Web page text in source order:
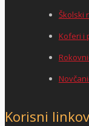
Školski
Koferi i
Korisni